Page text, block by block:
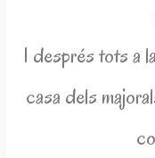
I després tots a
casa dels